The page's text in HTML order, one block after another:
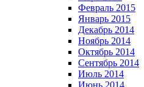
Февраль 2015
Январь 2015
Декабрь 2014
Ноябрь 2014
Октябрь 2014
Сентябрь 2014
Июль 2014
Июнь 2014